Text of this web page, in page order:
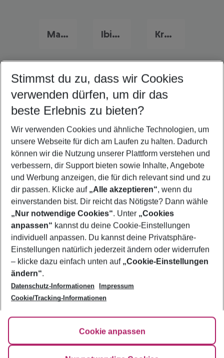
Mallorca Urlaub Ibiza Urlaub Kroatien Urlaub
Quicklinks
Frübucher Angebote Sizilien für 2026
Last Minute Sizilien
Flug & Hotel Sizilien
Pauschalreisen Sizilien
Familienurlaub Sizilien
Footer
Footer navigation
Über uns
AGB
Bestpreisgarantie
Cookie-Einstellungen ändern
Cookie-Richtlinie
Impressum
Agenturbetreuung
Barrierefreies Reisen
HanseMerkur Reiseversicherung
Hilfe & Kontakt
Folge uns
Stimmst du zu, dass wir Cookies
verwenden dürfen, um dir das
beste Erlebnis zu bieten?
Wir verwenden Cookies und ähnliche Technologien, um
unsere Webseite für dich am Laufen zu halten. Dadurch
können wir die Nutzung unserer Plattform verstehen und
verbessern, dir Support bieten sowie Inhalte, Angebote
und Werbung anzeigen, die für dich relevant sind und zu
dir passen. Klicke auf „Alle akzeptieren“, wenn du
einverstanden bist. Dir reicht das Nötigste? Dann wähle
„Nur notwendige Cookies“. Unter „Cookies
anpassen“ kannst du deine Cookie-Einstellungen
individuell anpassen. Du kannst deine Privatsphäre-
Einstellungen natürlich jederzeit ändern oder widerrufen
– klicke dazu einfach unten auf „Cookie-Einstellungen
ändern“.
Datenschutz-Informationen
Impressum
Cookie/Tracking-Informationen
Cookie anpassen